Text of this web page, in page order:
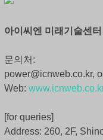
아이씨엔 미래기술센터
문의처:
power@icnweb.co.kr,
Web:
[for queries]
Address: 260, 2F,